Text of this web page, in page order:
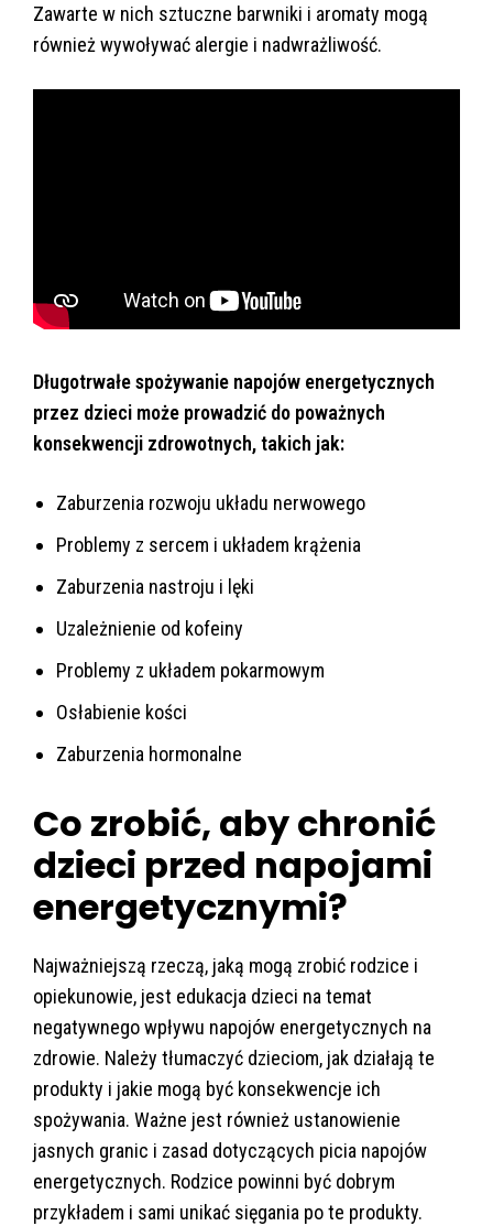
Zawarte w nich sztuczne barwniki i aromaty mogą
również wywoływać alergie i nadwrażliwość.
Długotrwałe spożywanie napojów energetycznych
przez dzieci może prowadzić do poważnych
konsekwencji zdrowotnych, takich jak:
Zaburzenia rozwoju układu nerwowego
Problemy z sercem i układem krążenia
Zaburzenia nastroju i lęki
Uzależnienie od kofeiny
Problemy z układem pokarmowym
Osłabienie kości
Zaburzenia hormonalne
Co zrobić, aby chronić
dzieci przed napojami
energetycznymi?
Najważniejszą rzeczą, jaką mogą zrobić rodzice i
opiekunowie, jest edukacja dzieci na temat
negatywnego wpływu napojów energetycznych na
zdrowie. Należy tłumaczyć dzieciom, jak działają te
produkty i jakie mogą być konsekwencje ich
spożywania. Ważne jest również ustanowienie
jasnych granic i zasad dotyczących picia napojów
energetycznych. Rodzice powinni być dobrym
przykładem i sami unikać sięgania po te produkty.